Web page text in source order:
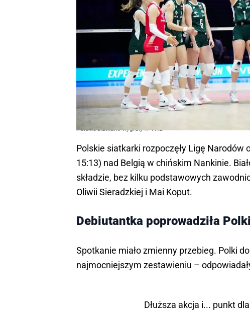
Polskie siatkarki wygrały w VNL
Polskie siatkarki rozpoczęły Ligę Narodów
15:13) nad Belgią w chińskim Nankinie.
składzie, bez kilku podstawowych
Oliwii Sieradzkiej i Mai Koput.
Debiutantka poprowadziła
Spotkanie miało zmienny przebieg. Polki
najmocniejszym zestawieniu –
Dłuższa akcja i... punkt